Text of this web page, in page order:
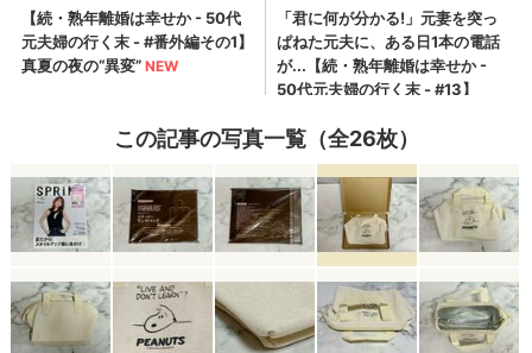
この記事の写真一覧（全26枚）